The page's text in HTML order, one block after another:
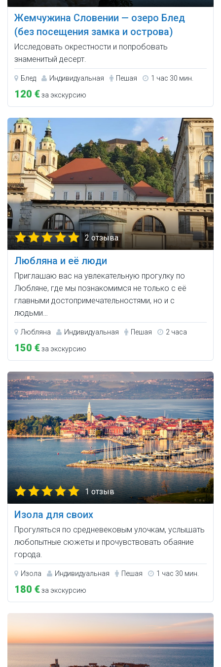
Жемчужина Словении — озеро Блед
(без посещения замка и острова)
Исследовать окрестности и попробовать
знаменитый десерт.
Блед Индивидуальная Пешая 1 час 30 мин.
120 €за экскурсию
2 отзыва
Любляна и её люди
Приглашаю вас на увлекательную прогулку по
Любляне, где мы познакомимся не только с её
главными достопримечательностями, но и с
людьми…
Любляна Индивидуальная Пешая 2 часа
150 €за экскурсию
1 отзыв
Изола для своих
Прогуляться по средневековым улочкам, услышать
любопытные сюжеты и прочувствовать обаяние
города.
Изола Индивидуальная Пешая 1 час 30 мин.
180 €за экскурсию